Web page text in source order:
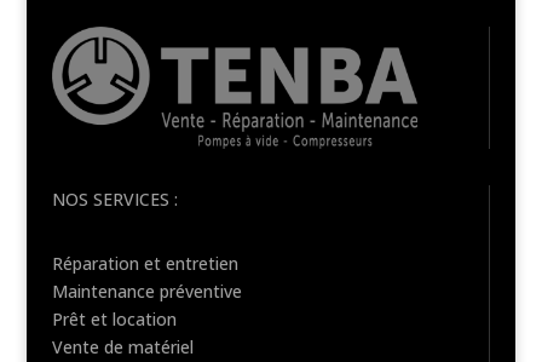
NOS SERVICES :
Réparation et entretien
Maintenance préventive
Prêt et location
Vente de matériel